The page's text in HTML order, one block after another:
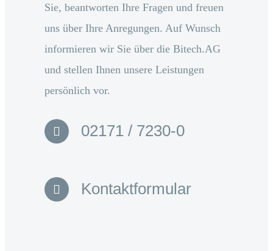
Sie, beantworten Ihre Fragen und freuen
uns über Ihre Anregungen. Auf Wunsch
informieren wir Sie über die Bitech.AG
und stellen Ihnen unsere Leistungen
persönlich vor.
02171 / 7230-0
Kontaktformular